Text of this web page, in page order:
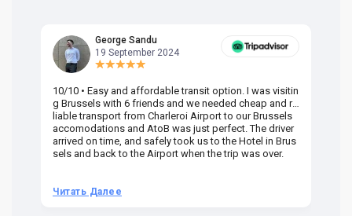
George Sandu
19 September 2024
10/10 • Easy and affordable transit option. I was visitin
g Brussels with 6 friends and we needed cheap and re
liable transport from Charleroi Airport to our Brussels
accomodations and AtoB was just perfect. The driver
arrived on time, and safely took us to the Hotel in Brus
sels and back to the Airport when the trip was over.
Читать Далее